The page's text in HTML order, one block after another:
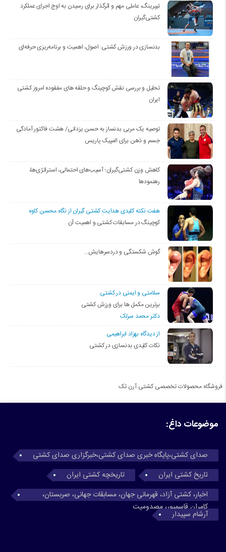
تیپرینگ، عاملی مهم و اثرگذار برای رسیدن به اوج اجرای عملکرد
کشتی‌گیران
بدنسازی در ورزش کشتی: اصول، اهمیت و برنامه‌ریزی حرفه‌ای
تحلیل و بررسی نقش کوچینگ و حلقه های مفقوده امروز کشتی
ایران
توصیه یک مربی بدنساز به حسن یزدانی/ هشت فاکتور آمادگی
جسم و ذهن برای المپیک پاریس
کاهش وزن کشتی‌گیران؛ آسیب‌های احتمالی، استراتژی‌ها،
رهنمودها
هفت نکته کلیدی هدایت کشتی گیران از نگاه محسن کاوه
کوچینگ در مسابقات کشتی و اهمیت آن
گوش شکستگی و دردسرهایش…
سلامتی و ایمنی در کشتی
برترین مکمل ها برای ورزش کشتی
دکتر محمد سرلک
از دیدگاه بهزاد ابراهیمی
نکات کلیدی بدنسازی در کشتی
فروشگاه محصولات تخصصی کشتی آرن تک
موضوعات داغ:
صدای کشتی،پایگاه خبری صدای کشتی،خبرگزاری صدای کشتی
تاریخ کشتی ایران
تاریخچه کشتی ایران
اخبار، کشتی آزاد، قهرمانی جهان، مسابقات جهانی، صربستان،
کامران قاسمپور، مصدومیت
آرشام سپیدار